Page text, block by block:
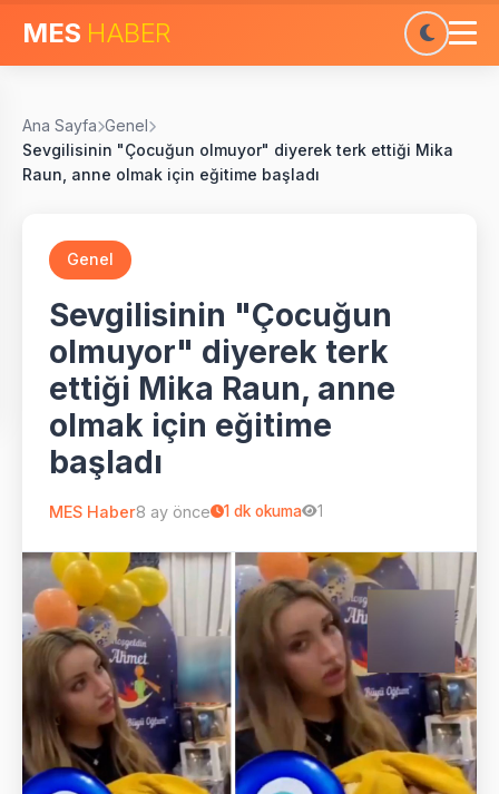
MES HABER
Ana Sayfa Genel
Sevgilisinin "Çocuğun olmuyor" diyerek terk ettiği Mika
Raun, anne olmak için eğitime başladı
Genel
Sevgilisinin "Çocuğun
olmuyor" diyerek terk
ettiği Mika Raun, anne
olmak için eğitime
başladı
MES Haber8 ay önce 1 dk okuma 1